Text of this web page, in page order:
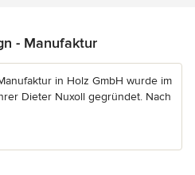
- Manufaktur
in Holz GmbH wurde im
Dieter Nuxoll gegründet. Nach